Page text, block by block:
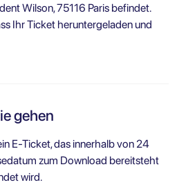
Wilson, 75116 Paris befindet.
Ihr Ticket heruntergeladen und
gehen
E-Ticket, das innerhalb von 24
zum Download bereitsteht
wird.